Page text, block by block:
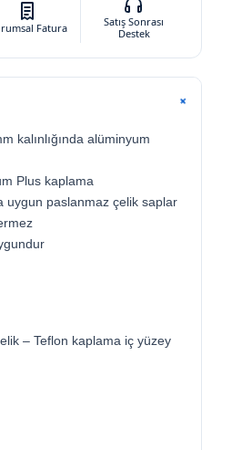
Fatura
Satış Sonrası
Destek
+
kalınlığında alüminyum
Plus kaplama
uygun paslanmaz çelik saplar
– Teflon kaplama iç yüzey